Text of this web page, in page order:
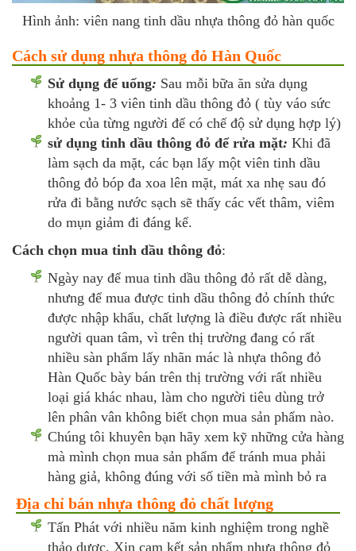
Hình ảnh: viên nang tinh dầu nhựa thông đỏ hàn quốc
Cách sử dụng nhựa thông đỏ Hàn Quốc
Sử dụng để uống: Sau mỗi bữa ăn sửa dụng
khoảng 1- 3 viên tinh dầu thông đỏ ( tùy váo sức
khỏe của từng người để có chế độ sử dụng hợp lý)
sử dụng tinh dầu thông đỏ để rửa mặt: Khi đã
làm sạch da mặt, các bạn lấy một viên tinh dầu
thông đỏ bóp đa xoa lên mặt, mát xa nhẹ sau đó
rửa đi bằng nước sạch sẽ thấy các vết thâm, viêm
do mụn giảm đi đáng kể.
Cách chọn mua tinh dầu thông đỏ:
Ngày nay để mua tinh dầu thông đỏ rất dễ dàng,
nhưng để mua được tinh dầu thông đỏ chính thức
được nhập khẩu, chất lượng là điều được rất nhiều
người quan tâm, vì trên thị trường đang có rất
nhiều sàn phẩm lấy nhãn mác là nhựa thông đỏ
Hàn Quốc bày bán trên thị trường với rất nhiều
loại giá khác nhau, làm cho người tiêu dùng trở
lên phân vân không biết chọn mua sản phẩm nào.
Chúng tôi khuyên bạn hãy xem kỹ những cửa hàng
mà mình chọn mua sản phẩm để tránh mua phải
hàng giả, không đúng với số tiền mà mình bỏ ra
Địa chỉ bán nhựa thông đỏ chất lượng
Tấn Phát với nhiều năm kinh nghiệm trong nghề
thảo dược. Xin cam kết sản phẩm nhựa thông đỏ